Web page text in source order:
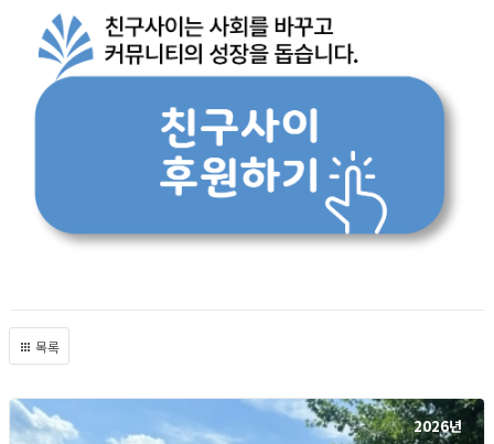
목록
2026년